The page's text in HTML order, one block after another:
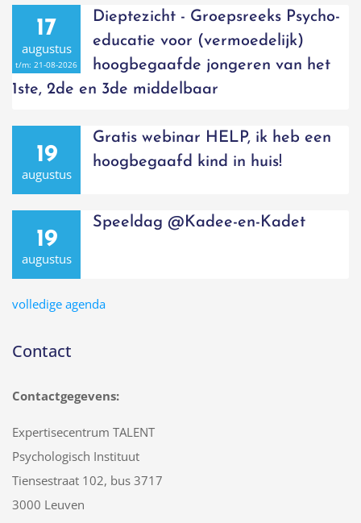
17
augustus
t/m: 21-08-2026
Dieptezicht - Groepsreeks Psycho-
educatie voor (vermoedelijk)
hoogbegaafde jongeren van het
1ste, 2de en 3de middelbaar
19
augustus
Gratis webinar HELP, ik heb een
hoogbegaafd kind in huis!
19
augustus
Speeldag @Kadee-en-Kadet
volledige agenda
Contact
Contactgegevens:
Expertisecentrum TALENT
Psychologisch Instituut
Tiensestraat 102, bus 3717
3000 Leuven